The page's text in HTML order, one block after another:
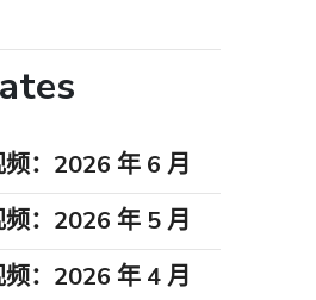
：2026 年 6 月
：2026 年 5 月
：2026 年 4 月